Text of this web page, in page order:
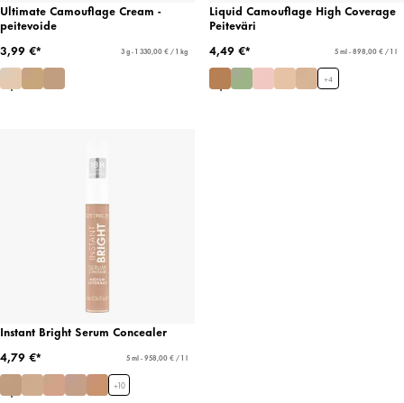
Ultimate Camouflage Cream -
peitevoide
3,99 €*
3 g - 1 330,00 € / 1 kg
Liquid Camouflage High Coverage
Peiteväri
4,49 €*
5 ml - 898,00 € / 1 l
+4
Instant Bright Serum Concealer
4,79 €*
5 ml - 958,00 € / 1 l
+10